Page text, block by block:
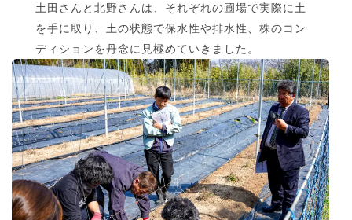
土田さんと北野さんは、それぞれの圃場で実際に土
を手に取り、土の状態で保水性や排水性、株のコン
ディションを丹念に見極めていきました。